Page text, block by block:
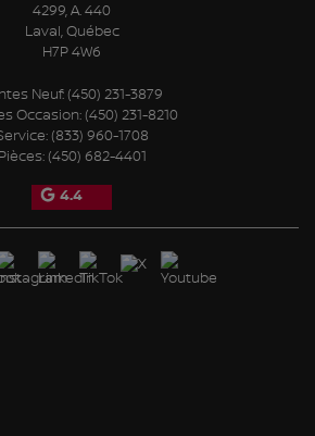
4299, A. 440
Laval,Québec
H7P 4W6
Neuf: (450) 231-3879
Occasion: (450) 231-8210
(833) 960-1708
Pièces: (450) 682-4401
4.4